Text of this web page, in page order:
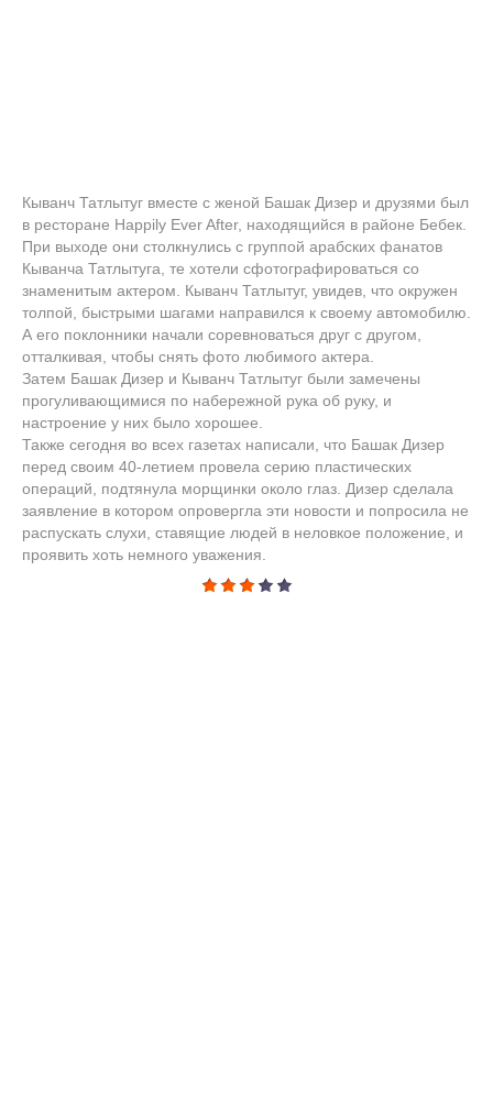
Кыванч Татлытуг вместе с женой Башак Дизер и друзями был
в ресторане Happily Ever After, находящийся в районе Бебек.
При выходе они столкнулись с группой арабских фанатов
Кыванча Татлытуга, те хотели сфотографироваться со
знаменитым актером. Кыванч Татлытуг, увидев, что окружен
толпой, быстрыми шагами направился к своему автомобилю.
А его поклонники начали соревноваться друг с другом,
отталкивая, чтобы снять фото любимого актера.
Затем Башак Дизер и Кыванч Татлытуг были замечены
прогуливающимися по набережной рука об руку, и
настроение у них было хорошее.
Также сегодня во всех газетах написали, что Башак Дизер
перед своим 40-летием провела серию пластических
операций, подтянула морщинки около глаз. Дизер сделала
заявление в котором опровергла эти новости и попросила не
распускать слухи, ставящие людей в неловкое положение, и
проявить хоть немного уважения.